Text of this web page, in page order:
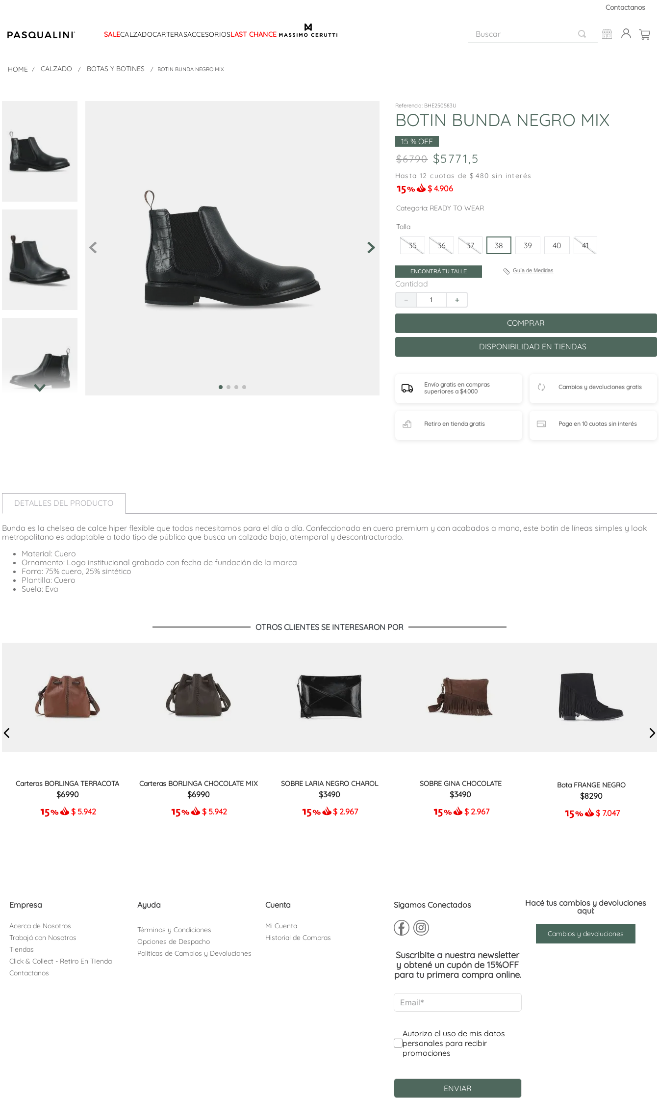
Contactanos
SALECALZADOCARTERASACCESORIOSLAST CHANCE
CALZADO BOTAS Y BOTINES BOTIN BUNDA NEGRO MIX
Referencia: BHE250583U
BOTIN BUNDA NEGRO MIX
15 % OFF
6790 5771,5
Hasta 12 cuotas de $ 480 sin interés
$ 4.906
Categoría READY TO WEAR
Talla
35 36 37 38 39 40 41
ENCONTRÁ TU TALLE Guía de Medidas
Cantidad
＋
－
COMPRAR
DISPONIBILIDAD EN TIENDAS
Envío gratis en compras
superiores a $4.000
Cambios y devoluciones gratis
Retiro en tienda gratis Paga en 10 cuotassin interés
DETALLES DEL PRODUCTO
Bunda es la chelsea de calce hiper flexible que todas necesitamos para el día a día. Confeccionada en cuero premium y con acabados a mano, este botín de líneas simples y look
metropolitano es adaptable a todo tipo de público que busca un calzado bajo, atemporal y descontracturado.
Material: Cuero
Ornamento: Logo institucional grabado con fecha de fundación de la marca
Forro: 75% cuero, 25% sintético
Plantilla: Cuero
Suela: Eva
OTROS CLIENTES SE INTERESARON POR
Carteras BORLINGA TERRACOTA
6990
$ 5.942
Carteras BORLINGA CHOCOLATE MIX
6990
$ 5.942
SOBRE LARIA NEGRO CHAROL
3490
$ 2.967
SOBRE GINA CHOCOLATE
3490
$ 2.967
Bota FRANGE NEGRO
8290
$ 7.047
Empresa
Acerca de Nosotros
Trabajá con Nosotros
Tiendas
Click & Collect - Retiro En TIenda
Contactanos
Ayuda
Términos y Condiciones
Opciones de Despacho
Políticas de Cambios y Devoluciones
Cuenta
Mi Cuenta
Historial de Compras
Sigamos Conectados
Suscribite a nuestra newsletter
y obtené un cupón de 15%OFF
para tu primera compra online.
Hacé tus cambios y devoluciones
aquí:
Cambios y devoluciones